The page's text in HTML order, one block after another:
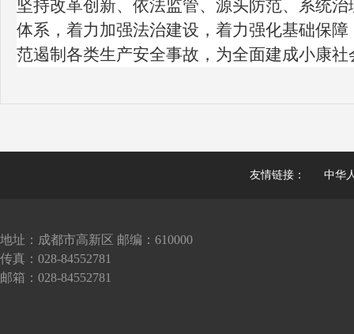
坚持改革创新、依法监管、源头防范、系统
体系，着力加强法治建设，着力强化基础保
范遏制各类生产安全事故，为全面建成小康
友情链接： 中华
地址：成都市高新区 邮编：610000
传真：028-84552781
邮箱：028-84552781